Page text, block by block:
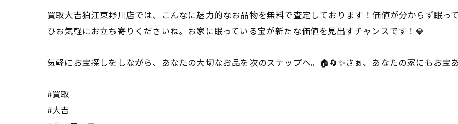
買取大吉狛江東野川店では、こんなに魅力的なお品物を無料で査定しております！価値が分からず眠っ
ひお気軽にお立ち寄りくださいね。お家に眠っている宝が新たな価値を見出すチャンスです！💎
気軽にお宝探しをしながら、あなたの大切なお品を次のステップへ。🏠🔄✨さぁ、あなたの家にもお宝
#買取
#大吉